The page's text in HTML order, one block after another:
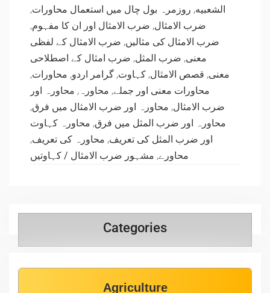
الشعبيه, روزمرہ بول چال میں استعمال محاورات,
ضرب الامثال, ضرب الامثال اور ان کا مفہوم,
ضرب الامثال کی مثالیں, ضرب الامثال کے لفظی
معنی, ضرب المثل, ضرب امثال کے اصطلاحی
معنی, قصص الامثال, کہاوت, گرامر اردو, محاورات,
محاورات معنی اور جملے, محاورہ , محاورہ اور
ضرب الامثال, محاورہ اور ضرب الامثال میں فرق,
محاورہ اور ضرب المثل میں فرق, محاورہ کہاوت
اور ضرب المثل کی تعریف, محاورہ کی تعریف,
محاورے, مشہور ضرب الامثال / کہاوتیں
Categories
Agriculture